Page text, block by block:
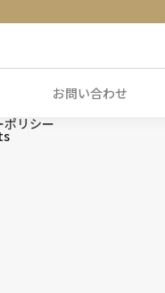
お問い合わせ
ポリシー